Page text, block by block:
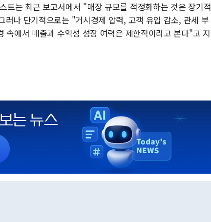
트는 최근 보고서에서 "매장 규모를 적정화하는 것은 장기적
러나 단기적으로는 "거시경제 압력, 고객 유입 감소, 관세 부
속에서 매출과 수익성 성장 여력은 제한적이라고 본다"고 지